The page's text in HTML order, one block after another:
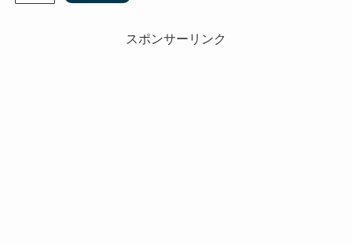
スポンサーリンク